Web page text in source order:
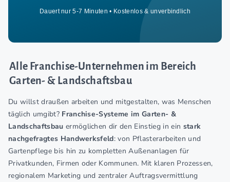
Dauert nur 5-7 Minuten • Kostenlos & unverbindlich
Alle Franchise-Unternehmen im Bereich
Garten- & Landschaftsbau
Du willst draußen arbeiten und mitgestalten, was Menschen
täglich umgibt? Franchise-Systeme im Garten- &
Landschaftsbau ermöglichen dir den Einstieg in ein stark
nachgefragtes Handwerksfeld: von Pflasterarbeiten und
Gartenpflege bis hin zu kompletten Außenanlagen für
Privatkunden, Firmen oder Kommunen. Mit klaren Prozessen,
regionalem Marketing und zentraler Auftragsvermittlung